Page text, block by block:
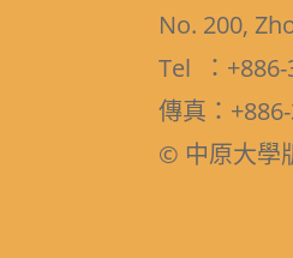
No. 200,
Tel ：+886-
傳真：
© 中原大學